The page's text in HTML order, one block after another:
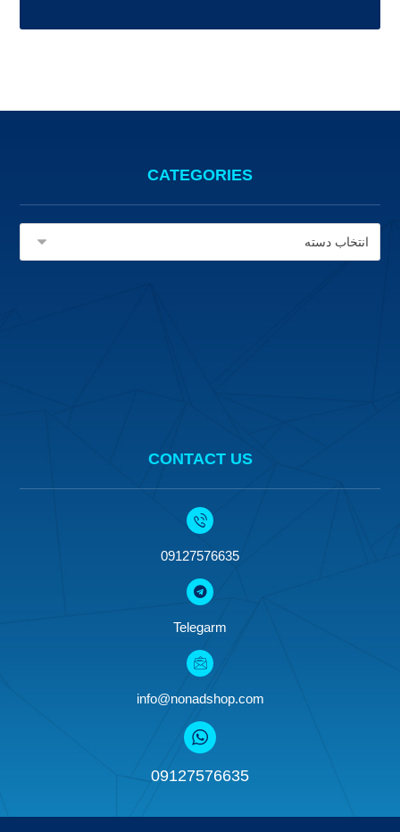
CATEGORIES
CONTACT US
09127576635
Telegarm
info@nonadshop.com
09127576635